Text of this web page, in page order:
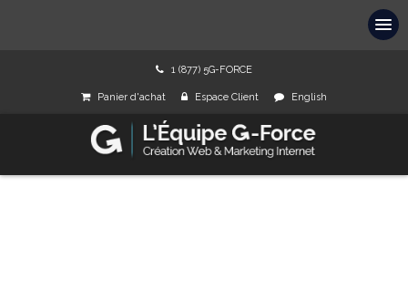
1 (877) 5G-FORCE
Panier d'achat Espace Client English